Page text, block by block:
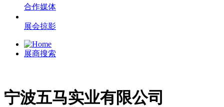
合作媒体
展会掠影
展商搜索
宁波五马实业有限公司